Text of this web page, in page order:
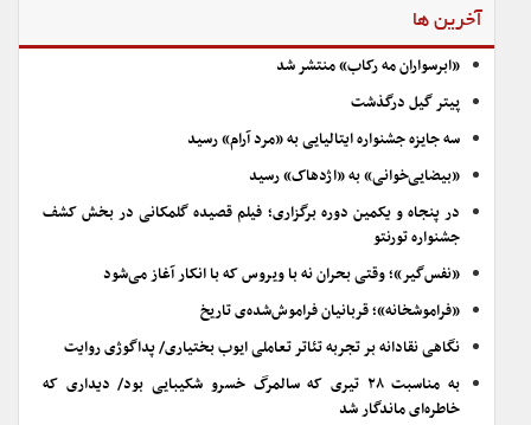
آخرین ها
«ابرسواران مه رکاب» منتشر شد
پیتر گیل درگذشت
سه جایزه جشنواره ایتالیایی به «مرد آرام» رسید
«بیضایی‌خوانی» به «اژدهاک» رسید
در پنجاه و یکمین دوره برگزاری؛ فیلم قصیده گلمکانی در بخش کشف
جشنواره تورنتو
«نفس‌گیر»؛ وقتی بحران نه با ویروس که با انکار آغاز می‌شود
«فراموشخانه»؛ قربانیان فراموش‌شده‌ی تاریخ
نگاهی نقادانه بر تجربه تئاتر تعاملی ایوب بختیاری/ پداگوژی روایت
به مناسبت ۲۸ تیری که سالمرگ خسرو شکیبایی بود/ دیداری که
خاطره‌ای ماندگار شد